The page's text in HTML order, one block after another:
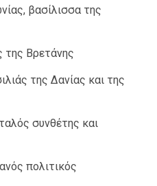
βασίλισσα της
της Βρετάνης
της Δανίας και της
συνθέτης και
πολιτικός